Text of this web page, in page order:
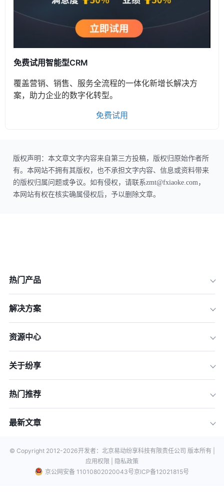
免费试用智能型CRM
覆盖营销、销售、服务全流程的一体化新增长解决方
案，助力企业的数字化转型。
免费试用
版权声明：本文章文字内容来自第三方投稿，版权归原始作者所
有。本网站不拥有其版权，也不承担文字内容、信息或资料带来
的版权归属问题或争议。如有侵权，请联系zmt@fxiaoke.com，
本网站有权在核实确属侵权后，予以删除文章。
热门产品
解决方案
资源中心
关于纷享
热门推荐
最新文章
© Copyright 2012-2026开发者：北京易动纷享科技有限责任公司 版本所有 |
应用权限 |
隐私政策
京公网安备 11010802020043号京ICP备12021815号